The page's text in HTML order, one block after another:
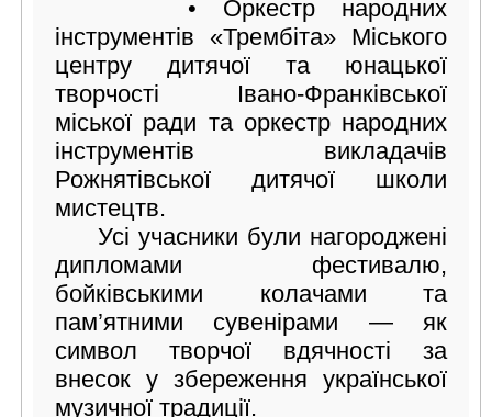
• Оркестр народних
інструментів «Трембіта» Міського
центру дитячої та юнацької
творчості Івано-Франківської
міської ради та оркестр народних
інструментів викладачів
Рожнятівської дитячої школи
мистецтв.
Усі учасники були нагороджені
дипломами фестивалю,
бойківськими колачами та
пам’ятними сувенірами — як
символ творчої вдячності за
внесок у збереження української
музичної традиції.